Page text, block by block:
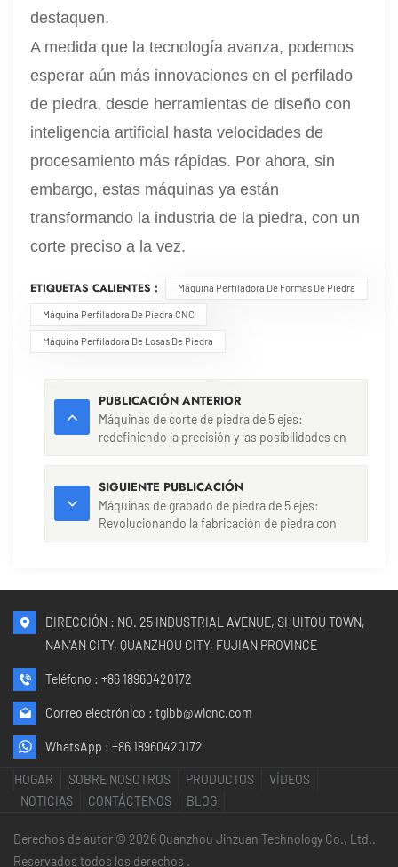
destaquen.
A medida que la tecnología avanza, podemos
esperar aún más innovaciones en el perfilado
de piedra, desde herramientas de diseño con
inteligencia artificial hasta velocidades de
procesamiento más rápidas. Por ahora, sin
embargo, estas máquinas ya están
transformando la industria de la piedra, con un
corte preciso a la vez.
ETIQUETAS CALIENTES : Máquina Perfiladora De Formas De Piedra
Máquina Perfiladora De Piedra CNC
Máquina Perfiladora De Losas De Piedra
PUBLICACIÓN ANTERIOR
Máquinas de corte de piedra de 5 ejes:
redefiniendo la precisión y las posibilidades en
SIGUIENTE PUBLICACIÓN
Máquinas de grabado de piedra de 5 ejes:
Revolucionando la fabricación de piedra con
DIRECCIÓN : NO. 25 INDUSTRIAL AVENUE, SHUITOU TOWN,
NAN'AN CITY, QUANZHOU CITY, FUJIAN PROVINCE
Teléfono : +86 18960420172
Correo electrónico : tglbb@wicnc.com
WhatsApp : +86 18960420172
HOGAR SOBRE NOSOTROS PRODUCTOS
VÍDEOS
NOTICIAS
CONTÁCTENOS BLOG
Derechos de autor © 2026 Quanzhou Jinzuan Technology Co., Ltd..
Reservados todos los derechos .